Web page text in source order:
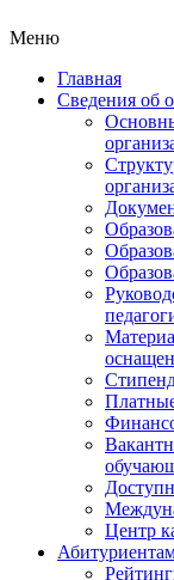
Меню
Главная
Сведения об
Центр